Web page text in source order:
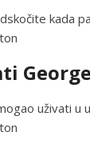
kada
uživati u